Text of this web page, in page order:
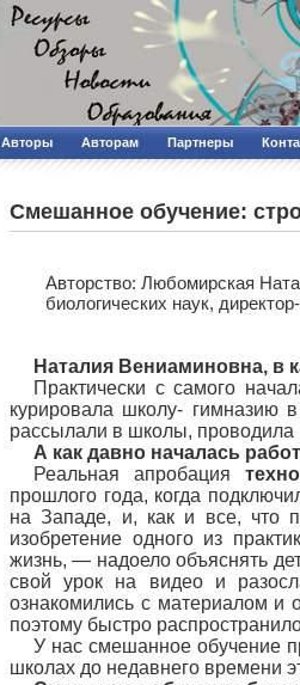
Авторы Авторам Партнеры
Смешанное обучение:
Авторcтво: Любомирская
биологических наук,
Наталия Вениаминовна, в
Практически с самого
курировала школу- гимназию
рассылали в школы,
А как давно началась
Реальная апробация
прошлого года, когда
на Западе, и, как и все, что
изобретение одного из
жизнь, — надоело объяснять
свой урок на видео и
ознакомились с материалом и
поэтому быстро
У нас смешанное обучение
школах до недавнего времени